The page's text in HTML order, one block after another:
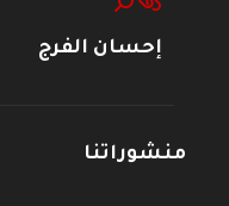
إحسان الفرج
منشوراتنا